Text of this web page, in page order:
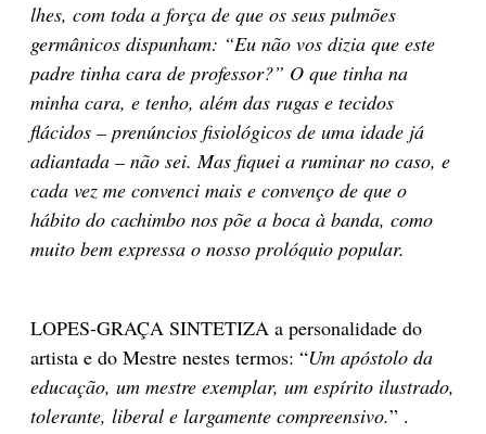
lhes, com toda a força de que os seus pulmões
germânicos dispunham: “Eu não vos dizia que este
padre tinha cara de professor?” O que tinha na
minha cara, e tenho, além das rugas e tecidos
flácidos – prenúncios fisiológicos de uma idade já
adiantada – não sei. Mas fiquei a ruminar no caso, e
cada vez me convenci mais e convenço de que o
hábito do cachimbo nos põe a boca à banda, como
muito bem expressa o nosso prolóquio popular.
LOPES-GRAÇA SINTETIZA a personalidade do
artista e do Mestre nestes termos: “Um apóstolo da
educação, um mestre exemplar, um espírito ilustrado,
tolerante, liberal e largamente compreensivo.” .